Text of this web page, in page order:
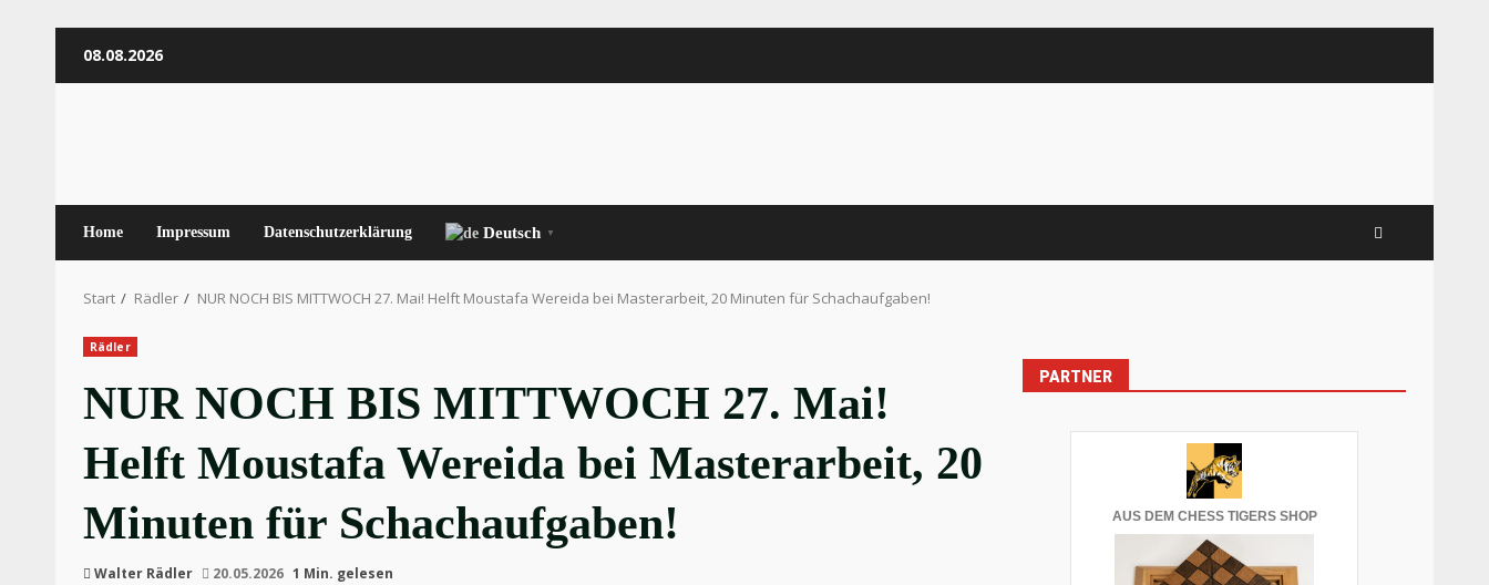
Inhalt08.08.2026
Home Impressum Datenschutzerklärung Deutsch ▼
Start Rädler NUR NOCH BIS MITTWOCH 27. Mai! Helft Moustafa Wereida bei Masterarbeit, 20 Minuten für Schachaufgaben!
Rädler
NUR NOCH BIS MITTWOCH 27. Mai!
Helft Moustafa Wereida bei Masterarbeit, 20
Minuten für Schachaufgaben!
Walter Rädler 20.05.2026 1 Min. gelesen
PARTNER
AUS DEM CHESS TIGERS SHOP